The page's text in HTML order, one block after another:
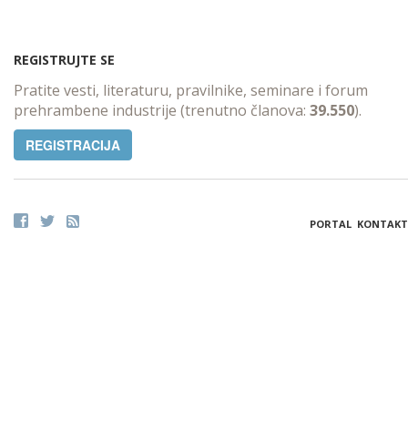
REGISTRUJTE SE
Pratite vesti, literaturu, pravilnike, seminare i forum
prehrambene industrije (trenutno članova: 39.550).
REGISTRACIJA
PORTAL KONTAKT